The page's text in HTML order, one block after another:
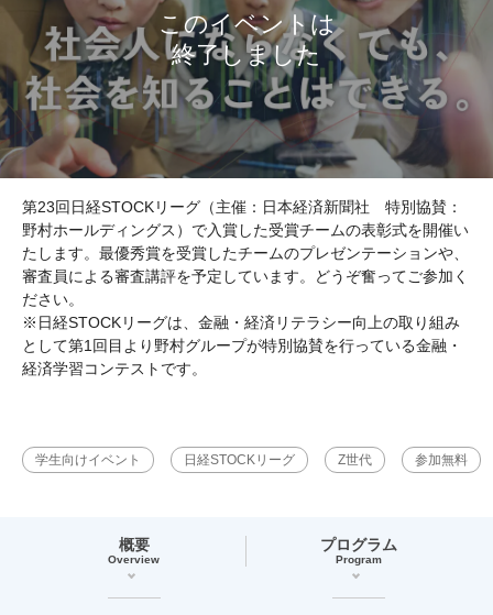
第23回日経STOCKリーグ（主催：日本経済新聞社 特別協賛：
野村ホールディングス）で入賞した受賞チームの表彰式を開催い
たします。最優秀賞を受賞したチームのプレゼンテーションや、
審査員による審査講評を予定しています。どうぞ奮ってご参加く
ださい。
※日経STOCKリーグは、金融・経済リテラシー向上の取り組み
として第1回目より野村グループが特別協賛を行っている金融・
経済学習コンテストです。
学生向けイベント 日経STOCKリーグ Z世代 参加無料
概要
Overview
プログラム
Program